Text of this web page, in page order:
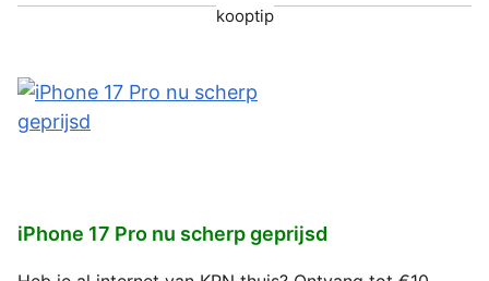
kooptip
iPhone 17 Pro nu scherp geprijsd